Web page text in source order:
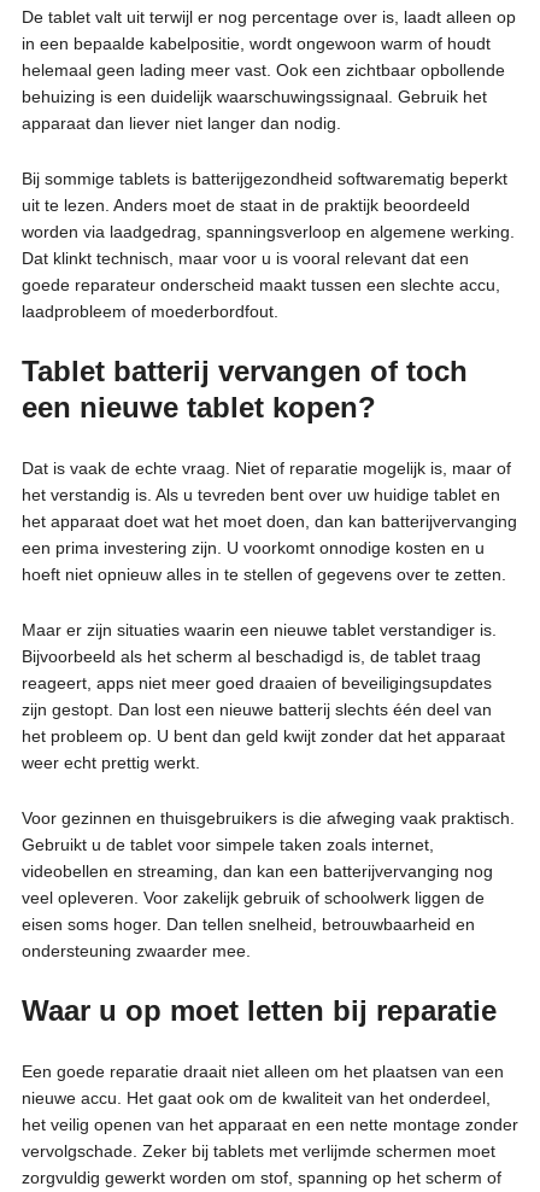
De tablet valt uit terwijl er nog percentage over is, laadt alleen op
in een bepaalde kabelpositie, wordt ongewoon warm of houdt
helemaal geen lading meer vast. Ook een zichtbaar opbollende
behuizing is een duidelijk waarschuwingssignaal. Gebruik het
apparaat dan liever niet langer dan nodig.
Bij sommige tablets is batterijgezondheid softwarematig beperkt
uit te lezen. Anders moet de staat in de praktijk beoordeeld
worden via laadgedrag, spanningsverloop en algemene werking.
Dat klinkt technisch, maar voor u is vooral relevant dat een
goede reparateur onderscheid maakt tussen een slechte accu,
laadprobleem of moederbordfout.
Tablet batterij vervangen of toch
een nieuwe tablet kopen?
Dat is vaak de echte vraag. Niet of reparatie mogelijk is, maar of
het verstandig is. Als u tevreden bent over uw huidige tablet en
het apparaat doet wat het moet doen, dan kan batterijvervanging
een prima investering zijn. U voorkomt onnodige kosten en u
hoeft niet opnieuw alles in te stellen of gegevens over te zetten.
Maar er zijn situaties waarin een nieuwe tablet verstandiger is.
Bijvoorbeeld als het scherm al beschadigd is, de tablet traag
reageert, apps niet meer goed draaien of beveiligingsupdates
zijn gestopt. Dan lost een nieuwe batterij slechts één deel van
het probleem op. U bent dan geld kwijt zonder dat het apparaat
weer echt prettig werkt.
Voor gezinnen en thuisgebruikers is die afweging vaak praktisch.
Gebruikt u de tablet voor simpele taken zoals internet,
videobellen en streaming, dan kan een batterijvervanging nog
veel opleveren. Voor zakelijk gebruik of schoolwerk liggen de
eisen soms hoger. Dan tellen snelheid, betrouwbaarheid en
ondersteuning zwaarder mee.
Waar u op moet letten bij reparatie
Een goede reparatie draait niet alleen om het plaatsen van een
nieuwe accu. Het gaat ook om de kwaliteit van het onderdeel,
het veilig openen van het apparaat en een nette montage zonder
vervolgschade. Zeker bij tablets met verlijmde schermen moet
zorgvuldig gewerkt worden om stof, spanning op het scherm of